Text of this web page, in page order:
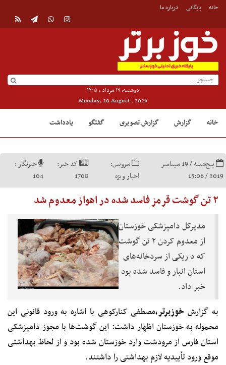
خانه بایگانی درباره ما
دوشنبه, ۱۹ مرداد , ۱۴۰۵
Monday, 10 August , 2026
خانه گزارش گزارش تصویری گفتگو یادداشت
پنج‌شنبه / 19 سپتامبر
2019 / 15:06
سرویس:
اخبار ویژه
کد خبر:
1708
خبرنگار :
104
۲ تن گوشت قرمز فاسد شده در اهواز معدوم شد
مدیرکل دامپزشکی خوزستان
از معدوم کردن ۲ تن گوشت
که د ریکی از سردخانه‌های
استان انبار و فاسد شده بود
خبر داد.
به گزارش خوزبرتر،مصطفی کنارکوهی با اشاره به ورود قانونی این
محموله به خوزستان اظهار داشت: این گوشت‌ها با مجوز دامپزشکی
استان فارس از مرودشت وارد خوزستان شده بود و از لحاظ بهداشتی
موقع ورود تأییدیه لازم بهداشتی را داشتند.